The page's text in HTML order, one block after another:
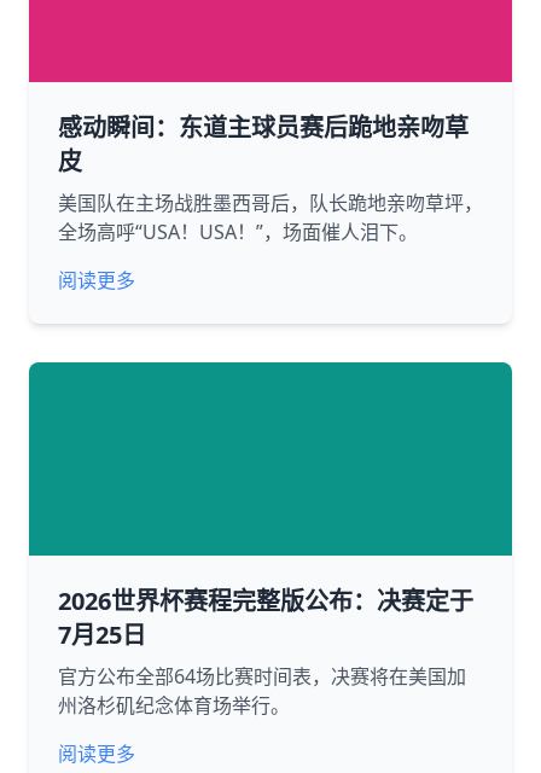
感动瞬间：东道主球员赛后跪地亲吻草
皮
美国队在主场战胜墨西哥后，队长跪地亲吻草坪，
全场高呼“USA！USA！”，场面催人泪下。
阅读更多
2026世界杯赛程完整版公布：决赛定于
7月25日
官方公布全部64场比赛时间表，决赛将在美国加
州洛杉矶纪念体育场举行。
阅读更多